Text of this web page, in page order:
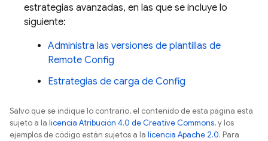
estrategias avanzadas, en las que se incluye lo
siguiente:
Administra las versiones de plantillas de
Remote Config
Estrategias de carga de Config
Salvo que se indique lo contrario, el contenido de esta página está
sujeto a la licencia Atribución 4.0 de Creative Commons, y los
ejemplos de código están sujetos a la licencia Apache 2.0. Para